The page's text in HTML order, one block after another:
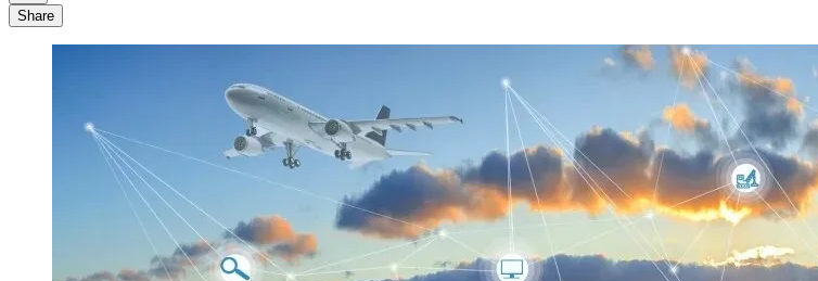
Share